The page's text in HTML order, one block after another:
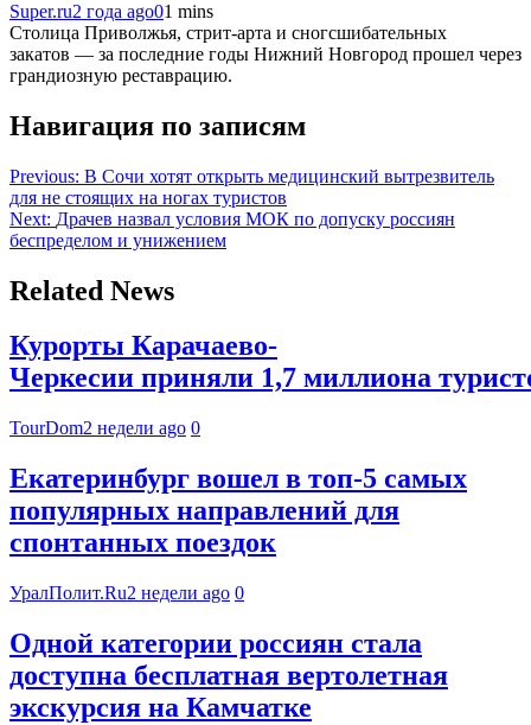
Super.ru2 года ago01 mins
Столица Приволжья, стрит-арта и сногсшибательных
закатов — за последние годы Нижний Новгород прошел через
грандиозную реставрацию.
Навигация по записям
Previous: В Сочи хотят открыть медицинский вытрезвитель
для не стоящих на ногах туристов
Next: Драчев назвал условия МОК по допуску россиян
беспределом и унижением
Related News
Курорты Карачаево-
Черкесии приняли 1,7 миллиона
TourDom2 недели ago 0
Екатеринбург вошел в топ-5 самых
популярных направлений для
спонтанных поездок
УралПолит.Ru2 недели ago 0
Одной категории россиян стала
доступна бесплатная вертолетная
экскурсия на Камчатке